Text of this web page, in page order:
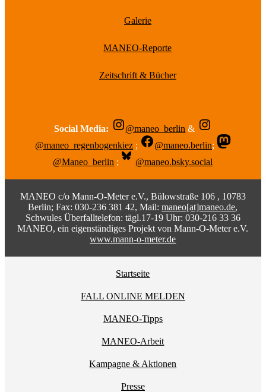
Galerie
MANEO-Reporte
Zeitschrift & Bücher
Social Media: @maneo_berlin &
@maneo_regenbogenkiez ; @maneo.berlin;
@Maneo_berlin ; @maneo.bsky.social
MANEO c/o Mann-O-Meter e.V., Bülowstraße 106 , 10783
Berlin; Fax: 030-236 381 42, Mail:maneo[at]maneo.de,
Schwules Überfalltelefon: tägl.17-19 Uhr: 030-216 33 36
MANEO, ein eigenständiges Projekt von Mann-O-Meter e.V.
www.mann-o-meter.de
Startseite
FALL ONLINE MELDEN
MANEO-Tipps
MANEO-Arbeit
Kampagne & Aktionen
Presse